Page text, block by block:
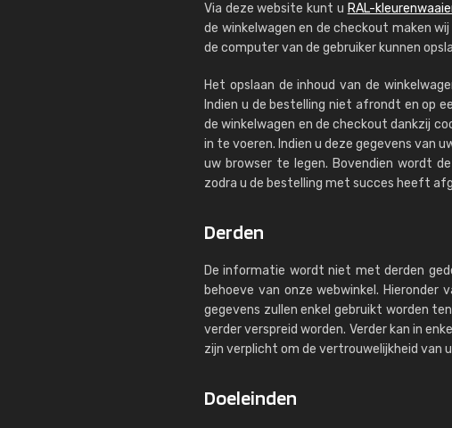
Via deze website kunt u RAL-
de winkelwagen en de checkout maken
de computer van de gebruiker kunnen
Het opslaan de inhoud van de
Indien u de bestelling niet afrondt en op
de winkelwagen en de checkout dankzij
in te voeren. Indien u deze gegevens van
uw browser te legen. Bovendien wordt
zodra u de bestelling met succes heeft
Derden
De informatie wordt niet met derden
behoeve van onze webwinkel.
gegevens zullen enkel gebruikt worden
verder verspreid worden. Verder kan in
zijn verplicht om de vertrouwelijkheid van
Doeleinden